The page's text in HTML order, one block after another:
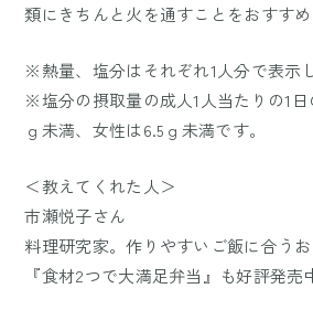
類にきちんと火を通すことをおすすめ
※熱量、塩分はそれぞれ1人分で表示
※塩分の摂取量の成人1人当たりの1日
ｇ未満、女性は6.5ｇ未満です。
＜教えてくれた人＞
市瀬悦子さん
料理研究家。作りやすいご飯に合う
『食材2つで大満足弁当』も好評発売